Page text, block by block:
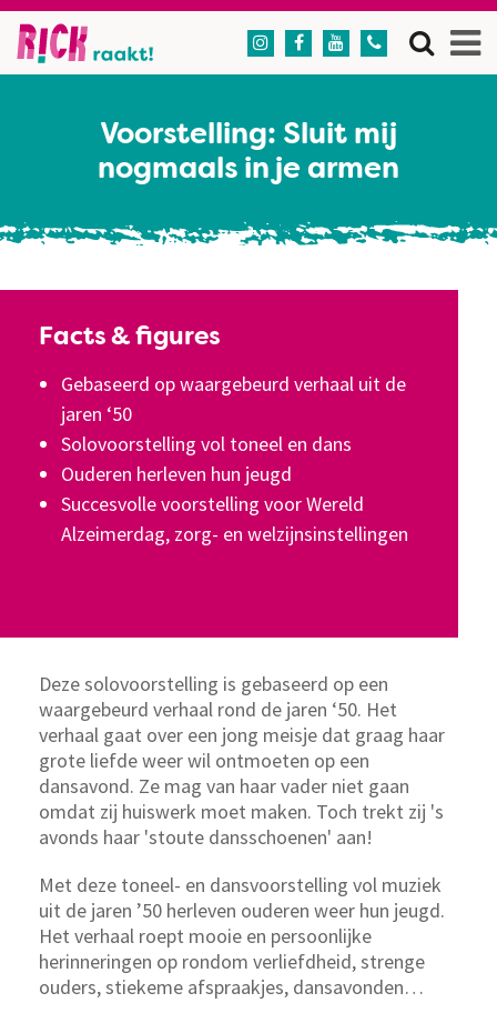
   
Voorstelling: Sluit mij
nogmaals in je armen
Facts & figures
Gebaseerd op waargebeurd verhaal uit de
jaren ‘50
Solovoorstelling vol toneel en dans
Ouderen herleven hun jeugd
Succesvolle voorstelling voor Wereld
Alzeimerdag, zorg- en welzijnsinstellingen
Deze solovoorstelling is gebaseerd op een
waargebeurd verhaal rond de jaren ‘50. Het
verhaal gaat over een jong meisje dat graag haar
grote liefde weer wil ontmoeten op een
dansavond. Ze mag van haar vader niet gaan
omdat zij huiswerk moet maken. Toch trekt zij 's
avonds haar 'stoute dansschoenen' aan!
Met deze toneel- en dansvoorstelling vol muziek
uit de jaren ’50 herleven ouderen weer hun jeugd.
Het verhaal roept mooie en persoonlijke
herinneringen op rondom verliefdheid, strenge
ouders, stiekeme afspraakjes, dansavonden…